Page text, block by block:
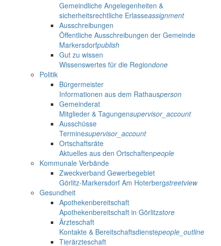
Gemeindliche Angelegenheiten &
sicherheitsrechtliche Erlasseassignment
Ausschreibungen
Öffentliche Ausschreibungen der Gemeinde
Markersdorfpublish
Gut zu wissen
Wissenswertes für die Regiondone
Politik
Bürgermeister
Informationen aus dem Rathausperson
Gemeinderat
Mitglieder & Tagungensupervisor_account
Ausschüsse
Terminesupervisor_account
Ortschaftsräte
Aktuelles aus den Ortschaftenpeople
Kommunale Verbände
Zweckverband Gewerbegebiet
Görlitz-Markersdorf Am Hoterbergstreetview
Gesundheit
Apothekenbereitschaft
Apothekenbereitschaft in Görlitzstore
Ärzteschaft
Kontakte & Bereitschaftsdienstepeople_outline
Tierärzteschaft